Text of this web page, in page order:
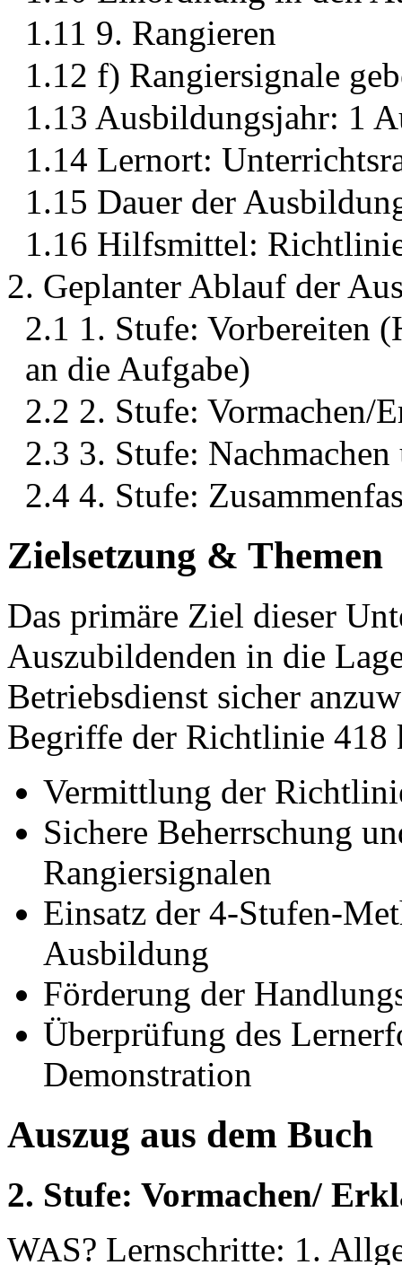
1.11 9. Rangieren
1.12 f) Rangiersignale
1.13 Ausbildungsjahr: 1
1.14 Lernort:
1.15 Dauer der
1.16 Hilfsmittel:
2. Geplanter Ablauf der
2.1 1. Stufe: Vorbereiten
an die Aufgabe)
2.2 2. Stufe: Vormachen/
2.3 3. Stufe:
2.4 4. Stufe:
Zielsetzung & Themen
Das primäre Ziel dieser
Auszubildenden in die
Betriebsdienst sicher
Begriffe der Richtlinie 418
Vermittlung der
Sichere Beherrschung
Rangiersignalen
Einsatz der 4-Stufen-
Ausbildung
Förderung der
Überprüfung des
Demonstration
Auszug aus dem Buch
2. Stufe: Vormachen/
WAS? Lernschritte: 1.